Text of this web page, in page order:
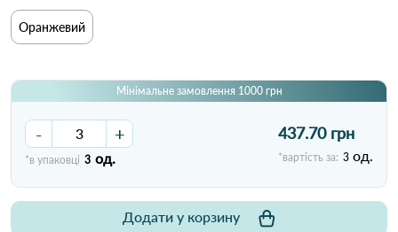
Оранжевий
Мінімальне замовлення 1000 грн
- +
*в упаковці 3 од.
437.70 грн
*вартість за: 3 од.
Додати у корзину